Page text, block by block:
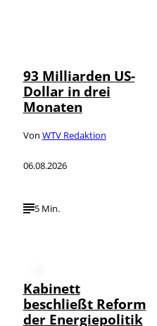
93 Milliarden US-
Dollar in drei
Monaten
Von WTV Redaktion
06.08.2026
5 Min.
Kabinett
beschließt Reform
der Energiepolitik